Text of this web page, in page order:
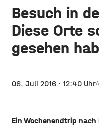
Besuch in
Diese Orte
gesehen
06. Juli 2016 · 12:40 Uhr
Ein Wochenendtrip